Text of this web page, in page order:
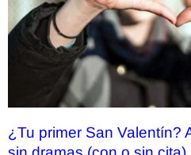
¿Tu primer San Valentín?